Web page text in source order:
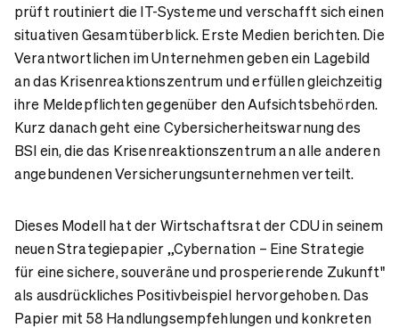
prüft routiniert die IT-Systeme und verschafft sich einen
situativen Gesamtüberblick. Erste Medien berichten. Die
Verantwortlichen im Unternehmen geben ein Lagebild
an das Krisenreaktionszentrum und erfüllen gleichzeitig
ihre Meldepflichten gegenüber den Aufsichtsbehörden.
Kurz danach geht eine Cybersicherheitswarnung des
BSI ein, die das Krisenreaktionszentrum an alle anderen
angebundenen Versicherungsunternehmen verteilt.
Dieses Modell hat der Wirtschaftsrat der CDU in seinem
neuen Strategiepapier „Cybernation – Eine Strategie
für eine sichere, souveräne und prosperierende Zukunft"
als ausdrückliches Positivbeispiel hervorgehoben. Das
Papier mit 58 Handlungsempfehlungen und konkreten